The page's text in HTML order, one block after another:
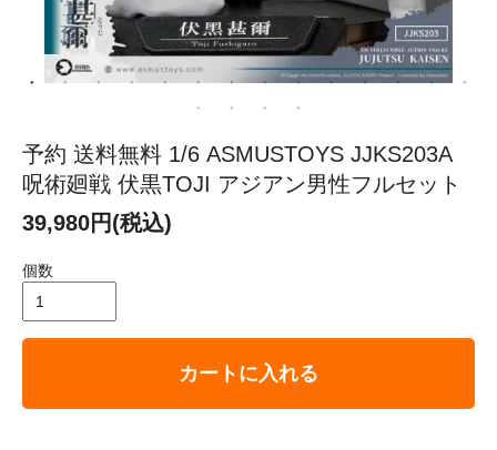
予約 送料無料 1/6 ASMUSTOYS JJKS203A
呪術廻戦 伏黒TOJI アジアン男性フルセット
39,980円(税込)
個数
カートに入れる